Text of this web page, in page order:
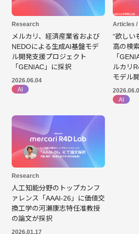
Research
メルカリ、経済産業省および
NEDOによる生成AI基盤モデ
ル開発支援プロジェクト
「GENIAC」に採択
2026.06.04
AI
Articles /
“欲しい
高の検
「
ルカリ
モデル
AI
Research
人工知能分野のトップカンフ
ァレンス「AAAI-26」に価値交
換工学の河瀬康志特任准教授
の論文が採択
2026.01.17